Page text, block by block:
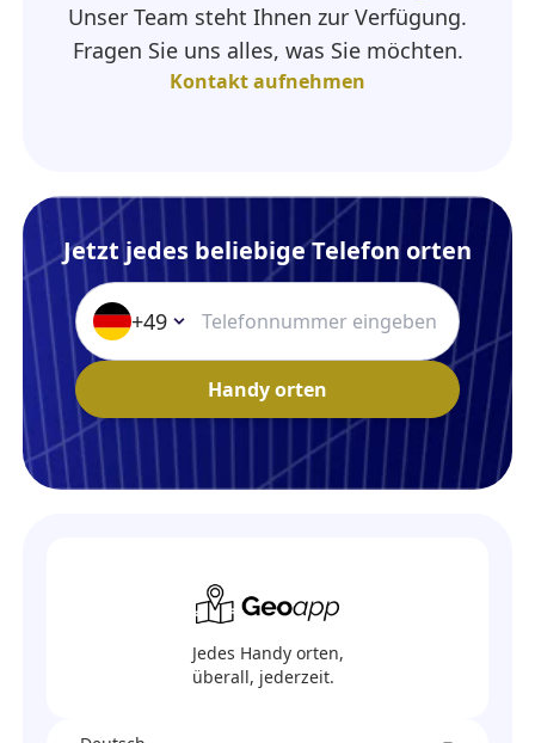
Unser Team steht Ihnen zur Verfügung.
Fragen Sie uns alles, was Sie möchten.
Kontakt aufnehmen
Jetzt jedes beliebige Telefon orten
+49
Handy orten
Jedes Handy orten,
überall, jederzeit.